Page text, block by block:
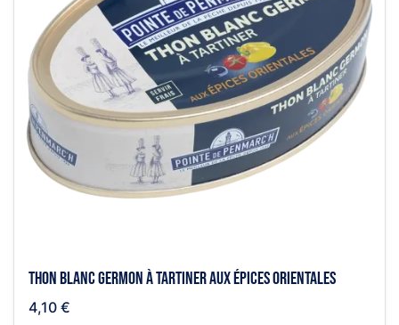
Thon blanc germon à tartiner aux épices orientales
4,10 €